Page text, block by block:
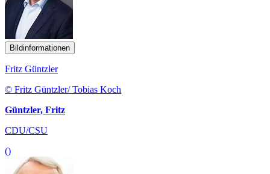
Bildinformationen
Fritz Güntzler
© Fritz Güntzler/ Tobias Koch
Güntzler, Fritz
CDU/CSU
()